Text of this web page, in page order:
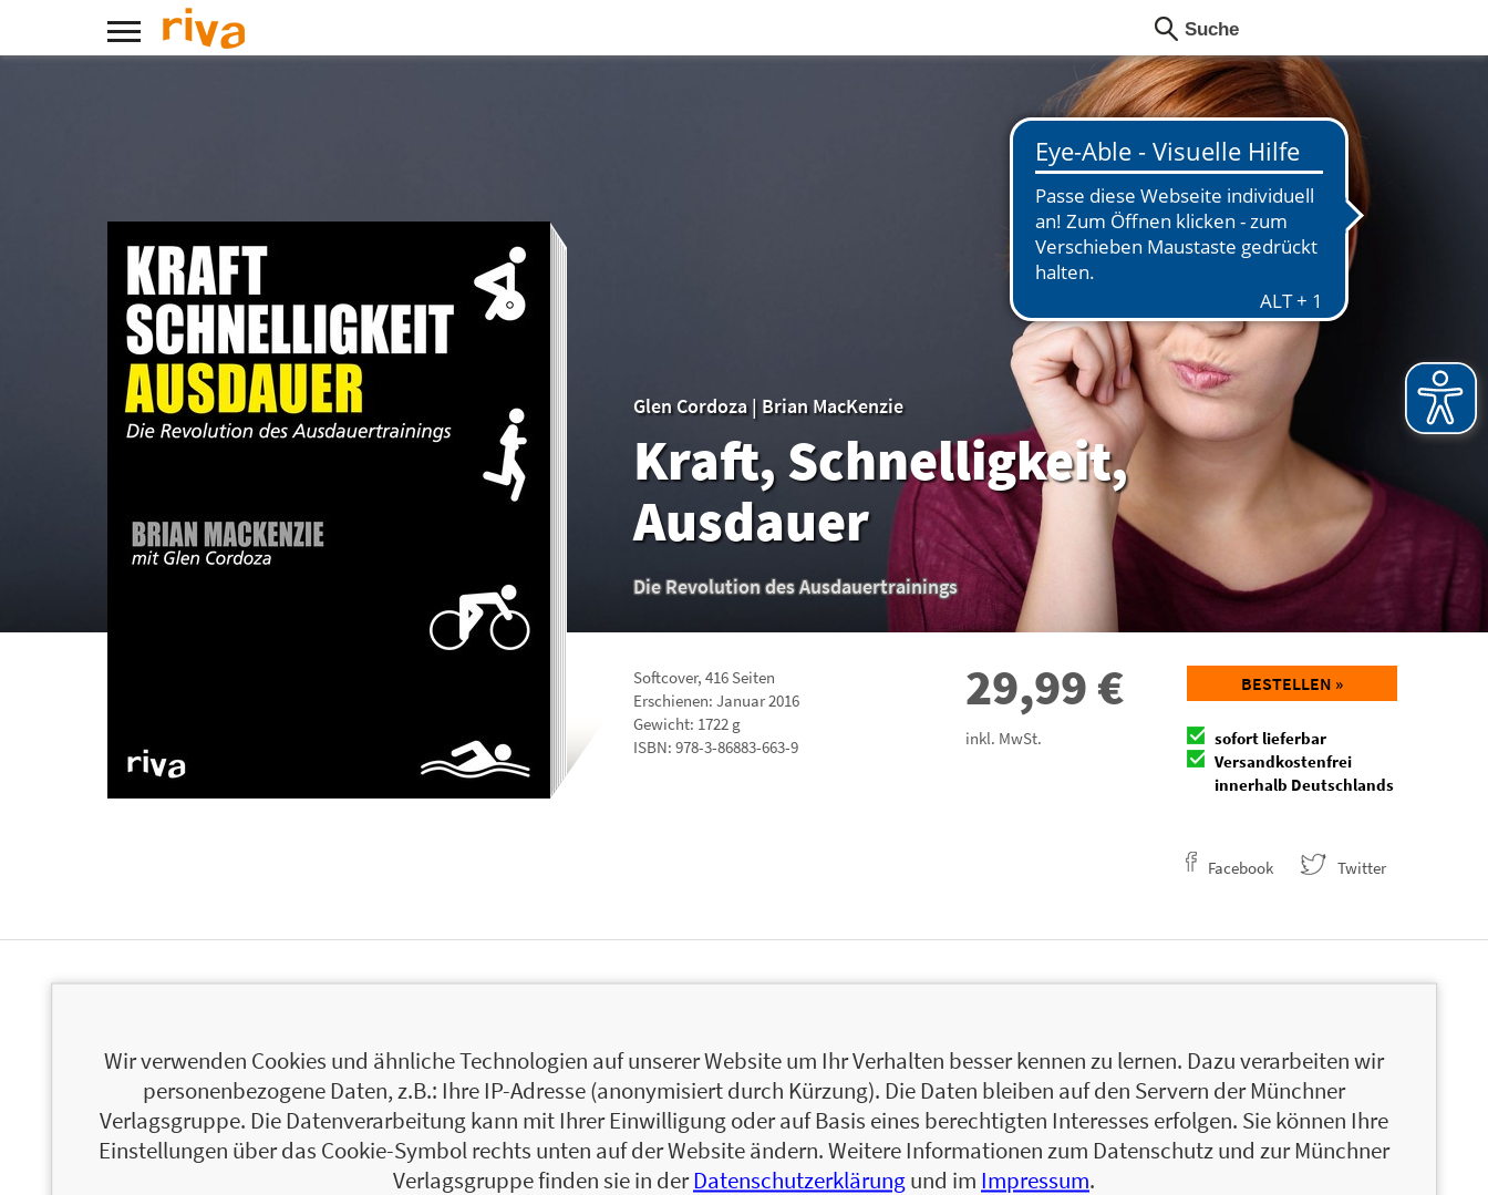
Glen Cordoza| Brian MacKenzie
Kraft, Schnelligkeit,
Ausdauer
Die Revolution des Ausdauertrainings
Softcover, 416 Seiten
Erschienen: Januar 2016
Gewicht: 1722 g
ISBN: 978-3-86883-663-9
29,99€
inkl. MwSt.
BESTELLEN »
sofort lieferbar
Versandkostenfrei
innerhalb Deutschlands
Facebook Twitter
begründete das CrossFit-Ausdauerprogramm CrossFit Endurance
(www.crossfitendurance.com), das sich auf die Bewegungsmechanik und sportliche
Leistungsfähigkeit beim Laufen, Radfahren und Schwimmen konzentriert. MacKenzie betreut
zahlreiche Profiathleten. Er und sein Programm waren Thema in vielen Medien.
Zum Profil von Brian MacKenzie
Wir verwenden Cookies und ähnliche Technologien auf unserer Website um Ihr Verhalten besser kennen zu lernen. Dazu verarbeiten wir
personenbezogene Daten, z.B.: Ihre IP-Adresse (anonymisiert durch Kürzung). Die Daten bleiben auf den Servern der Münchner
Verlagsgruppe. Die Datenverarbeitung kann mit Ihrer Einwilligung oder auf Basis eines berechtigten Interesses erfolgen. Sie können Ihre
Einstellungen über das Cookie-Symbol rechts unten auf der Website ändern. Weitere Informationen zum Datenschutz und zur Münchner
Verlagsgruppe finden sie in derDatenschutzerklärungund im Impressum.